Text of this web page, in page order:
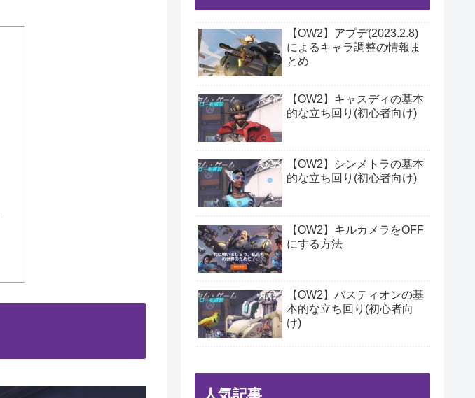
【OW2】アプデ(2023.2.8)
によるキャラ調整の情報ま
とめ
【OW2】キャスディの基本
的な立ち回り(初心者向け)
【OW2】シンメトラの基本
的な立ち回り(初心者向け)
【OW2】キルカメラをOFF
にする方法
【OW2】バスティオンの基
本的な立ち回り(初心者向
け)
人気記事